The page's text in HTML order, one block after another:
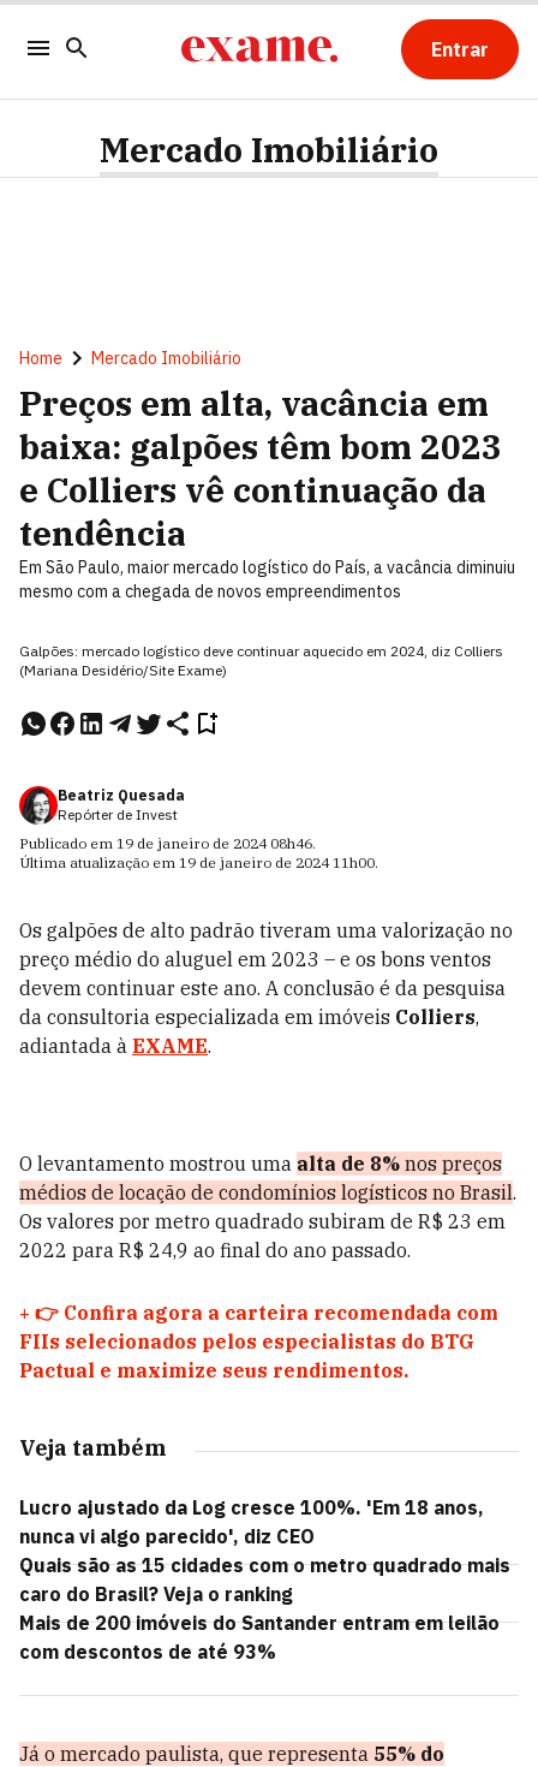
Entrar
Mercado Imobiliário
Home Mercado Imobiliário
Preços em alta, vacância em
baixa: galpões têm bom 2023
e Colliers vê continuação da
tendência
Em São Paulo, maior mercado logístico do País, a vacância diminuiu
mesmo com a chegada de novos empreendimentos
Galpões: mercado logístico deve continuar aquecido em 2024, diz Colliers
(Mariana Desidério/Site Exame)
Beatriz Quesada
Repórter de Invest
Publicado em 19 de janeiro de 2024 08h46.
Última atualização em 19 de janeiro de 2024 11h00.
Os galpões de alto padrão tiveram uma valorização no
preço médio do aluguel em 2023 – e os bons ventos
devem continuar este ano. A conclusão é da pesquisa
da consultoria especializada em imóveis Colliers,
adiantada à EXAME.
O levantamento mostrou uma alta de 8% nos preços
médios de locação de condomínios logísticos no Brasil.
Os valores por metro quadrado subiram de R$ 23 em
2022 para R$ 24,9 ao final do ano passado.
+ 👉 Confira agora a carteira recomendada com
FIIs selecionados pelos especialistas do BTG
Pactual e maximize seus rendimentos.
Veja também
Lucro ajustado da Log cresce 100%. 'Em 18 anos,
nunca vi algo parecido', diz CEO
Quais são as 15 cidades com o metro quadrado mais
caro do Brasil? Veja o ranking
Mais de 200 imóveis do Santander entram em leilão
com descontos de até 93%
Já o mercado paulista, que representa 55% do